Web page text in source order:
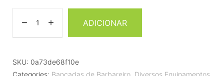
ADICIONAR
SKU: 0a73de68f10e
Categories: Bancadas de Barbareiro, Diversos Equipamentos